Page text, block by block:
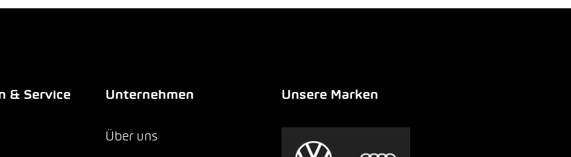
& Service Unternehmen
Über uns
Unsere Marken